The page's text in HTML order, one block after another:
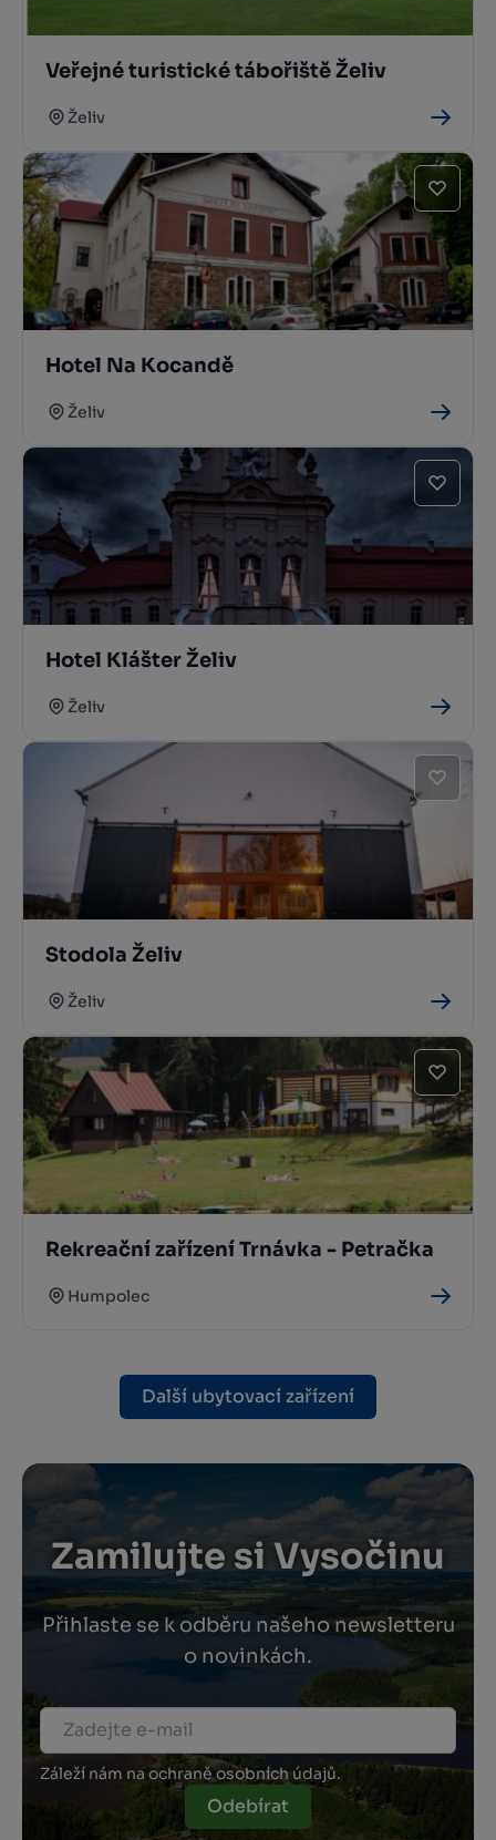
Veřejné turistické tábořiště Želiv
Želiv
Hotel Na Kocandě
Želiv
Hotel Klášter Želiv
Želiv
Stodola Želiv
Želiv
Rekreační zařízení Trnávka - Petračka
Humpolec
Další ubytovací zařízení
Zamilujte si Vysočinu
Přihlaste se k odběru našeho newsletteru
o novinkách.
Záleží nám na ochraně osobních údajů.
Odebírat